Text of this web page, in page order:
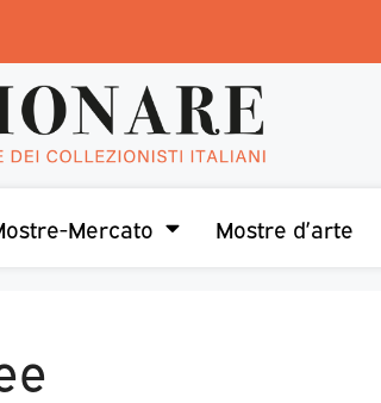
Mercato Mostre d’arte